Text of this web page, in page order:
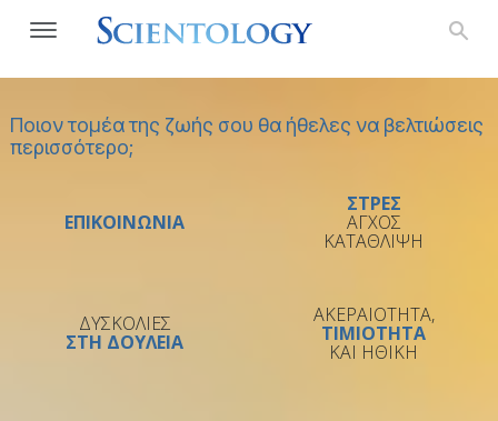
Ποιον τομέα της ζωής σου θα ήθελες να βελτιώσεις
περισσότερο;
ΕΠΙΚΟΙΝΩΝΙΑ
ΣΤΡΕΣ
ΑΓΧΟΣ
ΚΑΤΑΘΛΙΨΗ
ΔΥΣΚΟΛΙΕΣ
ΣΤΗ ΔΟΥΛΕΙΑ
ΑΚΕΡΑΙΟΤΗΤΑ,
ΤΙΜΙΟΤΗΤΑ
ΚΑΙ ΗΘΙΚΗ